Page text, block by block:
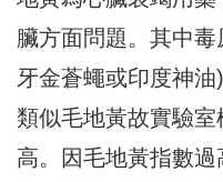
臟方面問題。其中
牙金蒼蠅或印度神
類似毛地黃故實驗
高。因毛地黃指數